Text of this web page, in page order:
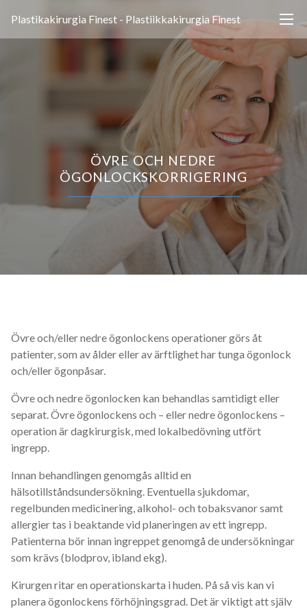
Plastikakirurgia Finest - Plastiikkakirurgia Finest
ÖVRE OCH NEDRE
ÖGONLOCKSKORRIGERING
Övre och/eller nedre ögonlockens operationer görs åt
patienter, som av ålder eller av ärftlighet har tunga ögonlock
och/eller ögonpåsar.
Övre och nedre ögonlocken kan behandlas samtidigt eller
separat. Övre ögonlockens och – eller nedre ögonlockens –
operation är dagkirurgisk, med lokalbedövning utfört
ingrepp.
Innan behandlingen genomgås alltid en
hälsotillståndsundersökning. Eventuella sjukdomar,
regelbunden medicinering, alkohol- och tobaksvanor samt
allergier tas i beaktande vid planeringen av ett ingrepp.
Patienterna bör innan ingreppet genomgå de undersökningar
som krävs (blodprov, ibland ekg).
Kirurgen ritar en operationskarta i huden. På så vis kan vi
planera ögonlockens förhöjningsgrad. Det är viktigt att själv